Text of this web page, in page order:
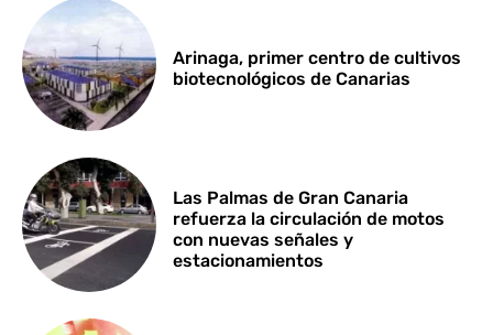
Arinaga, primer centro de cultivos
biotecnológicos de Canarias
Las Palmas de Gran Canaria
refuerza la circulación de motos
con nuevas señales y
estacionamientos